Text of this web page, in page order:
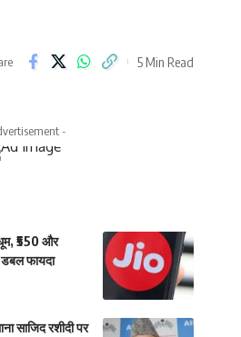
5 Min Read
-
₹550 और
फायदा
साजिद रशीदी पर